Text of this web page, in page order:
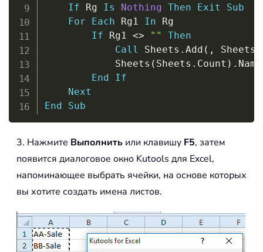
If Rg Is Nothing Then Exit
Sub
For
Each Rg1 In Rg
If Rg1 <> ""
Then
Call Sheets . Add ( , Sheets
            Sheets
( Sheets . Count ) .
End
If
Next
End
Sub
3. Нажмите Выполнить или клавишу F5, затем
появится диалоговое окно Kutools для Excel,
напоминающее выбрать ячейки, на основе которых
вы хотите создать имена листов.